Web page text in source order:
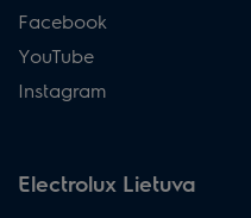
Facebook
YouTube
Instagram
Electrolux Lietuva